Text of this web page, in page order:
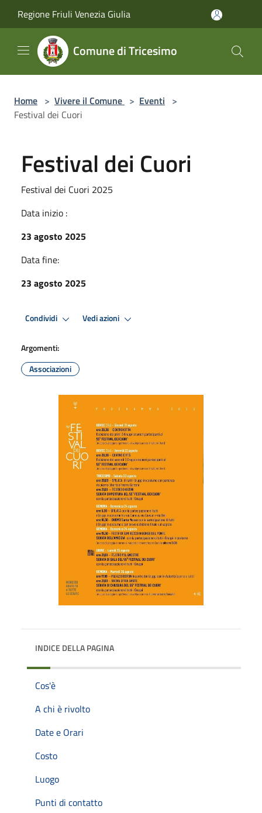
Regione Friuli Venezia Giulia
Comune di Tricesimo
Home > Vivere il Comune > Eventi >
Festival dei Cuori
Festival dei Cuori
Festival dei Cuori 2025
Data inizio :
23 agosto 2025
Data fine:
23 agosto 2025
Condividi Vedi azioni
Argomenti:
Associazioni
INDICE DELLA PAGINA
Cos'è
A chi è rivolto
Date e Orari
Costo
Luogo
Punti di contatto